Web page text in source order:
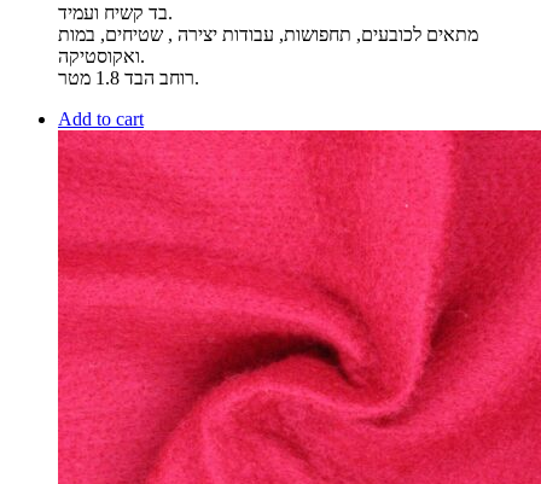
בד קשיח ועמיד.
מתאים לכובעים, תחפושות, עבודות יצירה , שטיחים, במות
ואקוסטיקה.
רוחב הבד 1.8 מטר.
Add to cart